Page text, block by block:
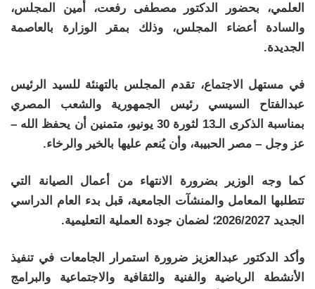
العلمي، بحضور الدكتور مصطفى رفعت، أمين المجلس،
والسادة أعضاء المجلس، وذلك بمقر الوزارة بالعاصمة
الجديدة.
في مستهل الاجتماع، تقدم المجلس بالتهنئة للسيد الرئيس
عبدالفتاح السيسي رئيس الجمهورية والشعب المصري
بمناسبة الذكرى الـ13 لثورة 30 يونيو، متمنين أن يحفظ الله –
عز وجل – مصر الحبيبة، وأن يُنعم عليها بالخير والرخاء.
كما وجه الوزير بضرورة الانتهاء من أعمال الصيانة التي
تتطلبها المعامل والمنشآت الجامعية، قبل بدء العام الدراسي
الجديد 2026/2027؛ لضمان جودة العملية التعليمية.
وأكد الدكتور عبدالعزيز ضرورة استمرار الجامعات في تنفيذ
الأنشطة الرياضية والفنية والثقافية والاجتماعية والبرامج